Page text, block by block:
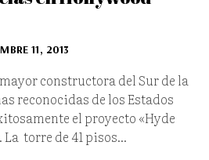
11, 2013
constructora del Sur de la
reconocidas de los Estados
el proyecto «Hyde
La torre de 41 pisos…